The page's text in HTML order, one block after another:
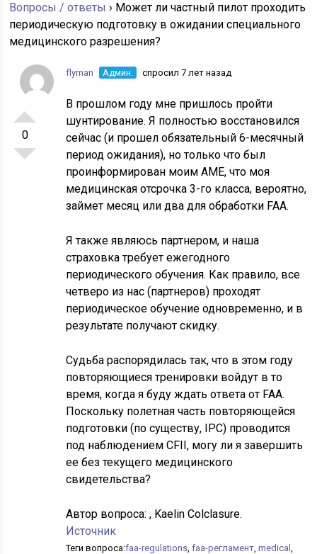
Вопросы / ответы › Может ли частный пилот проходить
периодическую подготовку в ожидании специального
медицинского разрешения?
0
flyman Админ. спросил 7 лет назад
В прошлом году мне пришлось пройти
шунтирование. Я полностью восстановился
сейчас (и прошел обязательный 6-месячный
период ожидания), но только что был
проинформирован моим AME, что моя
медицинская отсрочка 3-го класса, вероятно,
займет месяц или два для обработки FAA.
Я также являюсь партнером, и наша
страховка требует ежегодного
периодического обучения. Как правило, все
четверо из нас (партнеров) проходят
периодическое обучение одновременно, и в
результате получают скидку.
Судьба распорядилась так, что в этом году
повторяющиеся тренировки войдут в то
время, когда я буду ждать ответа от FAA.
Поскольку полетная часть повторяющейся
подготовки (по существу, IPC) проводится
под наблюдением CFII, могу ли я завершить
ее без текущего медицинского
свидетельства?
Автор вопроса:, Kaelin Colclasure.
Источник
Теги вопроса:faa-regulations,faa-регламент,medical,